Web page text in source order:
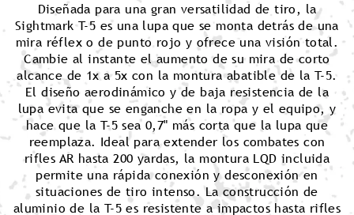
Diseñada para una gran versatilidad de tiro, la
Sightmark T-5 es una lupa que se monta detrás de una
mira réflex o de punto rojo y ofrece una visión total.
Cambie al instante el aumento de su mira de corto
alcance de 1x a 5x con la montura abatible de la T-5.
El diseño aerodinámico y de baja resistencia de la
lupa evita que se enganche en la ropa y el equipo, y
hace que la T-5 sea 0,7" más corta que la lupa que
reemplaza. Ideal para extender los combates con
rifles AR hasta 200 yardas, la montura LQD incluida
permite una rápida conexión y desconexión en
situaciones de tiro intenso. La construcción de
aluminio de la T-5 es resistente a impactos hasta rifles